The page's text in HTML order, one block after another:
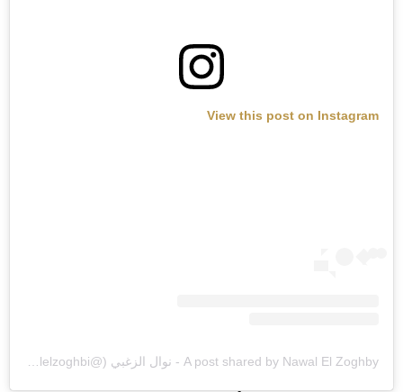
View this post on Instagram